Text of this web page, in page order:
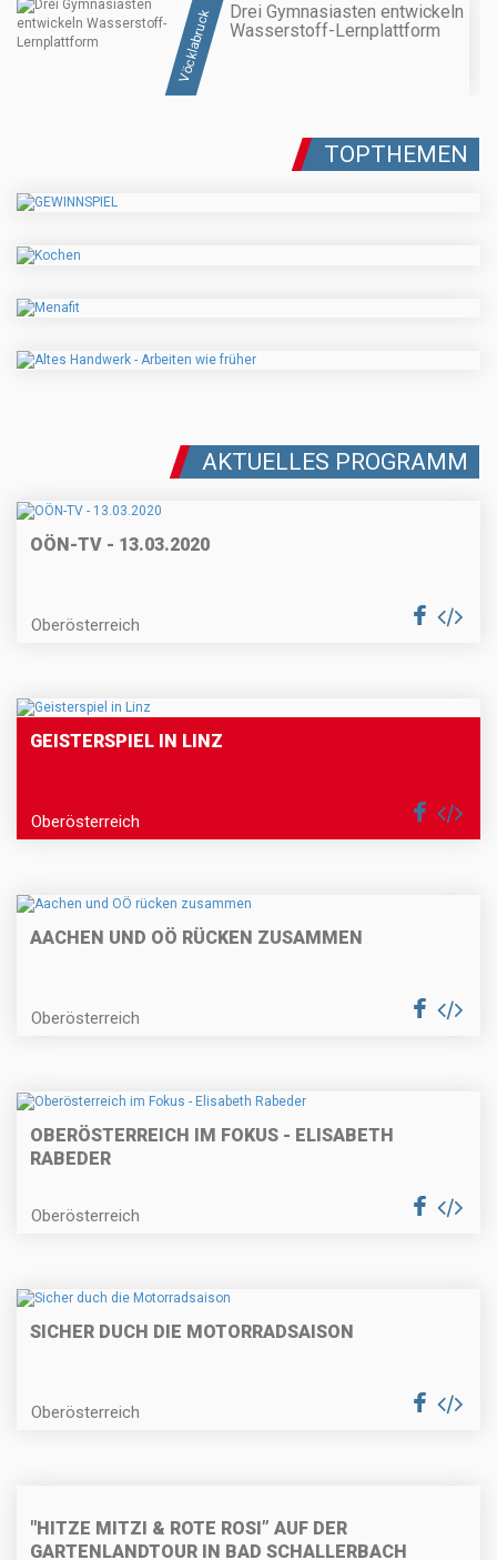
Vöcklabruck
Drei Gymnasiasten entwickeln
Wasserstoff-Lernplattform
TOPTHEMEN
AKTUELLES PROGRAMM
OÖN-TV - 13.03.2020
Oberösterreich
GEISTERSPIEL IN LINZ
Oberösterreich
AACHEN UND OÖ RÜCKEN ZUSAMMEN
Oberösterreich
OBERÖSTERREICH IM FOKUS - ELISABETH
RABEDER
Oberösterreich
SICHER DUCH DIE MOTORRADSAISON
Oberösterreich
"HITZE MITZI & ROTE ROSI” AUF DER
GARTENLANDTOUR IN BAD SCHALLERBACH